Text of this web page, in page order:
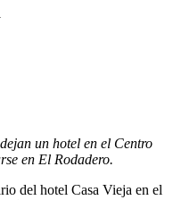
un hotel en el Centro
en El Rodadero.
del hotel Casa Vieja en el